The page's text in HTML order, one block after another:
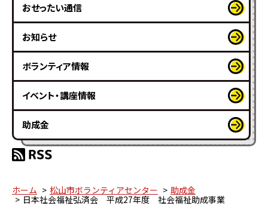
おせったい通信
お知らせ
ボランティア情報
イベント・講座情報
助成金
ホーム 松山市ボランティアセンター
助成金
日本社会福祉弘済会 平成27年度 社会福祉助成事業